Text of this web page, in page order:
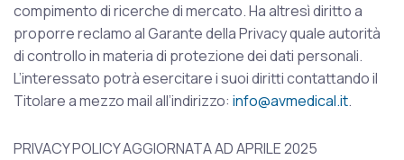
compimento di ricerche di mercato. Ha altresì diritto a
proporre reclamo al Garante della Privacy quale autorità
di controllo in materia di protezione dei dati personali.
L’interessato potrà esercitare i suoi diritti contattando il
Titolare a mezzo mail all’indirizzo: info@avmedical.it.
PRIVACY POLICY AGGIORNATA AD APRILE 2025